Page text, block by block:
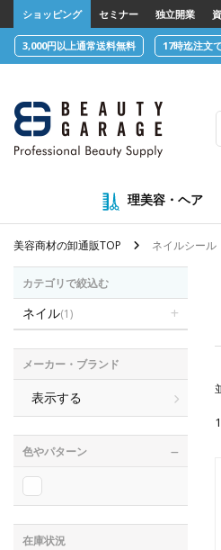
text.skipToContent
text.skipToNavigation
ショッピング セミナー 独立開業
3,000円以上通常送料無料 17時迄注文
理美容・ヘア
美容商材の卸通販TOP ネイルシール
カテゴリで絞込む
ネイル(1)
メーカー・ブランド
表示する
色やパターン
在庫状況